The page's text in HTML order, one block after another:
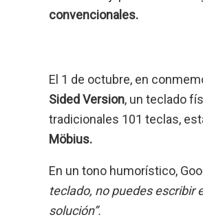
convencionales.
El 1 de octubre, en
Sided Version, un teclado
tradicionales 101 teclas,
Möbius.
En un tono humorístico,
teclado, no puedes escribir
solución”.